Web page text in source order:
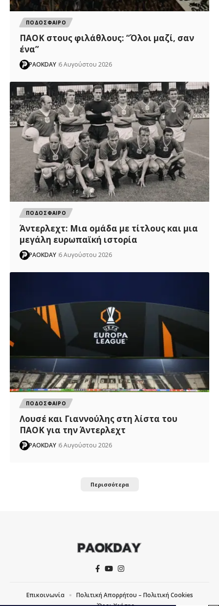
ΠΟΔΟΣΦΑΙΡΟ
ΠΑΟΚ στους φιλάθλους: “Όλοι μαζί, σαν
ένα”
PAOKDAY 6 Αυγούστου 2026
ΠΟΔΟΣΦΑΙΡΟ
Άντερλεχτ: Mια ομάδα με τίτλους και μια
μεγάλη ευρωπαϊκή ιστορία
PAOKDAY 6 Αυγούστου 2026
ΠΟΔΟΣΦΑΙΡΟ
Λουσέ και Γιαννούλης στη λίστα του
ΠΑΟΚ για την Άντερλεχτ
PAOKDAY 6 Αυγούστου 2026
Περισσότερα
Επικοινωνία
Πολιτική Απορρήτου – Πολιτική Cookies